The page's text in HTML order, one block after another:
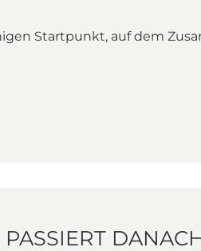
Startpunkt, auf dem